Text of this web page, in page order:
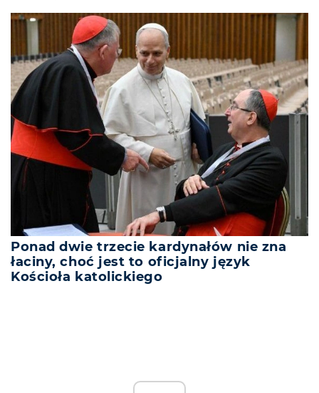
Ponad dwie trzecie kardynałów nie zna
łaciny, choć jest to oficjalny język
Kościoła katolickiego